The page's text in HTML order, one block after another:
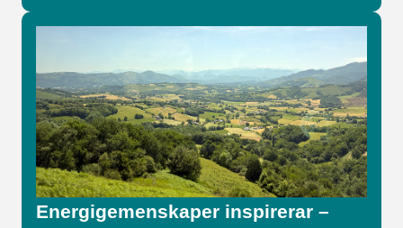
Energigemenskaper inspirerar –